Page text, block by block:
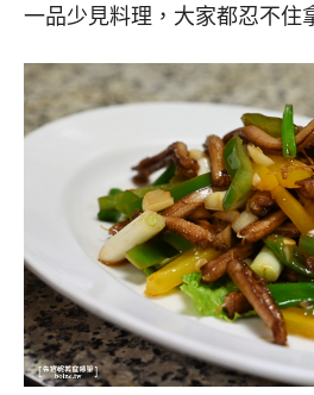
一品少見料理，大家都忍不住